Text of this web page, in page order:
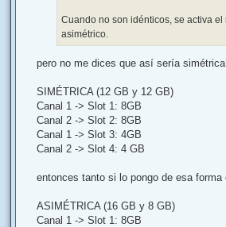
Cuando no son idénticos, se activa el
asimétrico.
pero no me dices que así sería
SIMÉTRICA (12 GB y 12 GB)
Canal 1 -> Slot 1: 8GB
Canal 2 -> Slot 2: 8GB
Canal 1 -> Slot 3: 4GB
Canal 2 -> Slot 4: 4 GB
entonces tanto si lo pongo de esa forma
ASIMÉTRICA (16 GB y 8 GB)
Canal 1 -> Slot 1: 8GB